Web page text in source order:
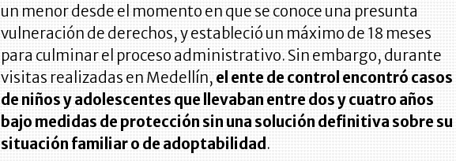
un menor desde el momento en que se conoce una presunta
vulneración de derechos, y estableció un máximo de 18 meses
para culminar el proceso administrativo. Sin embargo, durante
visitas realizadas en Medellín, el ente de control encontró casos
de niños y adolescentes que llevaban entre dos y cuatro años
bajo medidas de protección sin una solución definitiva sobre su
situación familiar o de adoptabilidad .